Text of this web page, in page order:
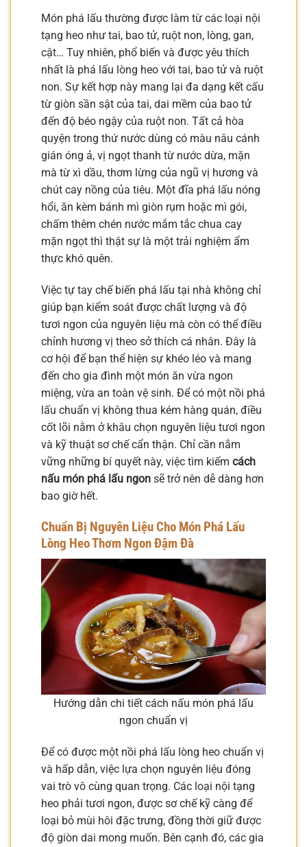
Món phá lấu thường được làm từ các loại nội
tạng heo như tai, bao tử, ruột non, lòng, gan,
cật… Tuy nhiên, phổ biến và được yêu thích
nhất là phá lấu lòng heo với tai, bao tử và ruột
non. Sự kết hợp này mang lại đa dạng kết cấu
từ giòn sần sật của tai, dai mềm của bao tử
đến độ béo ngậy của ruột non. Tất cả hòa
quyện trong thứ nước dùng có màu nâu cánh
gián óng ả, vị ngọt thanh từ nước dừa, mặn
mà từ xì dầu, thơm lừng của ngũ vị hương và
chút cay nồng của tiêu. Một đĩa phá lấu nóng
hổi, ăn kèm bánh mì giòn rụm hoặc mì gói,
chấm thêm chén nước mắm tắc chua cay
mặn ngọt thì thật sự là một trải nghiệm ẩm
thực khó quên.
Việc tự tay chế biến phá lấu tại nhà không chỉ
giúp bạn kiểm soát được chất lượng và độ
tươi ngon của nguyên liệu mà còn có thể điều
chỉnh hương vị theo sở thích cá nhân. Đây là
cơ hội để bạn thể hiện sự khéo léo và mang
đến cho gia đình một món ăn vừa ngon
miệng, vừa an toàn vệ sinh. Để có một nồi phá
lấu chuẩn vị không thua kém hàng quán, điều
cốt lõi nằm ở khâu chọn nguyên liệu tươi ngon
và kỹ thuật sơ chế cẩn thận. Chỉ cần nắm
vững những bí quyết này, việc tìm kiếm cách
nấu món phá lấu ngon sẽ trở nên dễ dàng hơn
bao giờ hết.
Chuẩn Bị Nguyên Liệu Cho Món Phá Lấu
Lòng Heo Thơm Ngon Đậm Đà
Hướng dẫn chi tiết cách nấu món phá lấu
ngon chuẩn vị
Để có được một nồi phá lấu lòng heo chuẩn vị
và hấp dẫn, việc lựa chọn nguyên liệu đóng
vai trò vô cùng quan trọng. Các loại nội tạng
heo phải tươi ngon, được sơ chế kỹ càng để
loại bỏ mùi hôi đặc trưng, đồng thời giữ được
độ giòn dai mong muốn. Bên cạnh đó, các gia